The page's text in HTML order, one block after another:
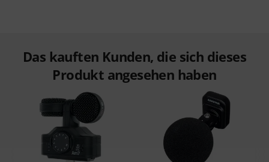
Das kauften Kunden, die sich dieses
Produkt angesehen haben